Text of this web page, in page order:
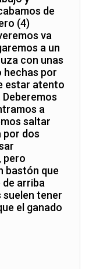
de
(4)
va
a un
con unas
hechas por
estar atento
Deberemos
a
saltar
por dos
pero
bastón que
de arriba
suelen tener
el ganado